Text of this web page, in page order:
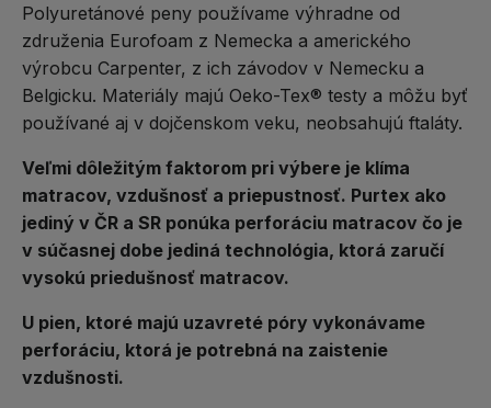
Polyuretánové peny používame výhradne od
združenia Eurofoam z Nemecka a amerického
výrobcu Carpenter, z ich závodov v Nemecku a
Belgicku. Materiály majú Oeko-Tex® testy a môžu byť
používané aj v dojčenskom veku, neobsahujú ftaláty.
Veľmi dôležitým faktorom pri výbere je klíma
matracov, vzdušnosť a priepustnosť. Purtex ako
jediný v ČR a SR ponúka perforáciu matracov čo je
v súčasnej dobe jediná technológia, ktorá zaručí
vysokú priedušnosť matracov.
U pien, ktoré majú uzavreté póry vykonávame
perforáciu, ktorá je potrebná na zaistenie
vzdušnosti.